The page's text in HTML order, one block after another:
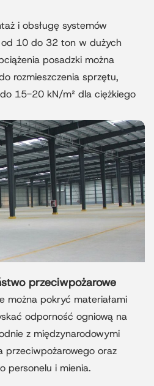
i obsługę systemów
10 do 32 ton w dużych
posadzki można
rozmieszczenia sprzętu,
15-20 kN/m² dla ciężkiego
przeciwpożarowe
można pokryć materiałami
odporność ogniową na
z międzynarodowymi
przeciwpożarowego oraz
personelu i mienia.